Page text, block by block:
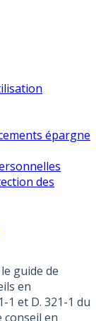
épargne
des
guide de
en
1 et D. 321-1 du
conseil en